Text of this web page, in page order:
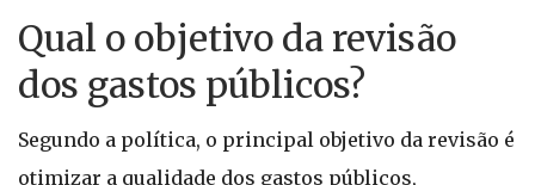
Qual o objetivo da revisão
dos gastos públicos?
Segundo a política, o principal objetivo da revisão é
otimizar a qualidade dos gastos públicos,